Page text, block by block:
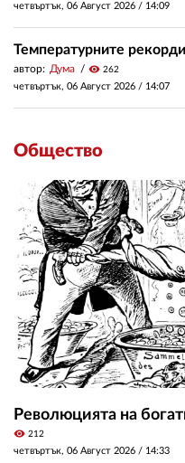
четвъртък, 06 Август 2026 / 14:09
Температурните
автор: Дума visibility 262
четвъртък, 06 Август 2026 / 14:07
Общество
Революцията на
visibility 212
четвъртък, 06 Август 2026 / 14:33